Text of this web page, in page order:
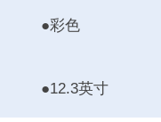
●彩色
●12.3英寸